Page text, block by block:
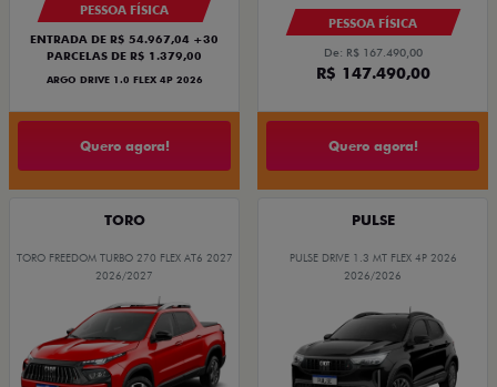
PESSOA FÍSICA
ENTRADA DE R$ 54.967,04 +30
PARCELAS DE R$ 1.379,00
ARGO DRIVE 1.0 FLEX 4P 2026
Quero agora!
PESSOA FÍSICA
De: R$ 167.490,00
R$ 147.490,00
Quero agora!
TORO
TORO FREEDOM TURBO 270 FLEX AT6 2027
2026/2027
PULSE
PULSE DRIVE 1.3 MT FLEX 4P 2026
2026/2026